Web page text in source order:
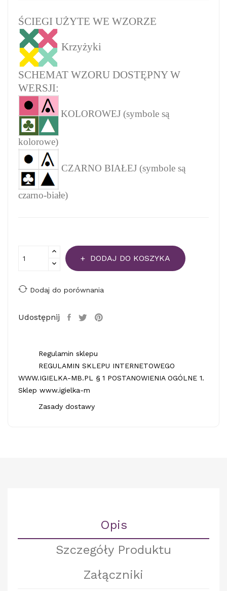
ŚCIEGI UŻYTE WE WZORZE
Krzyżyki
SCHEMAT WZORU DOSTĘPNY W
WERSJI:
KOLOROWEJ (symbole są
kolorowe)
CZARNO BIAŁEJ (symbole są
czarno-białe)
DODAJ DO KOSZYKA
Dodaj do porównania
Udostępnij
Regulamin sklepu
REGULAMIN SKLEPU INTERNETOWEGO
WWW.IGIELKA-MB.PL § 1 POSTANOWIENIA OGÓLNE 1.
Sklep www.igielka-m
Zasady dostawy
Opis
Szczegóły Produktu
Załączniki